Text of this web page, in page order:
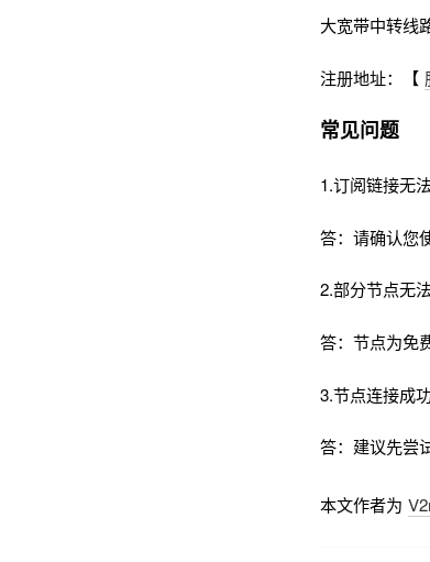
大宽带中转线
注册地址：【
常见问题
1.订阅链接无
答：请确认您
2.部分节点无
答：节点为免
3.节点连接成
答：建议先尝
本文作者为